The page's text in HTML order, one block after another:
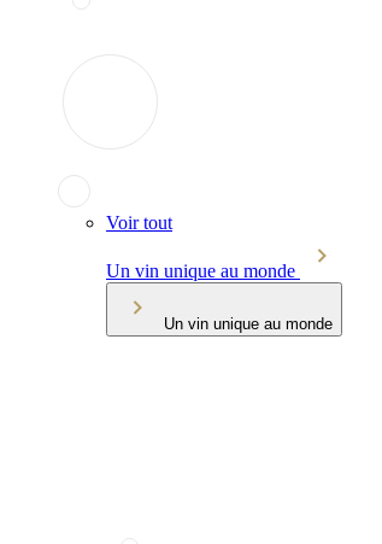
Voir tout
Un vin unique au monde
Un vin unique au monde